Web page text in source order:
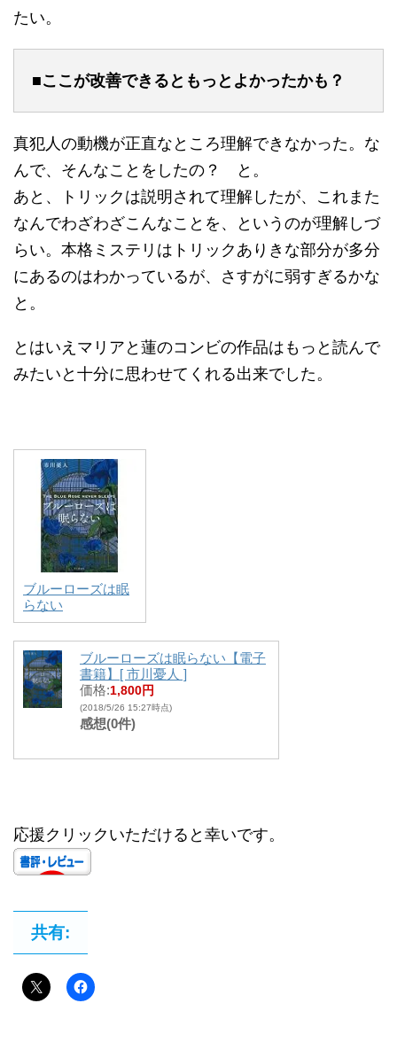
たい。
■ここが改善できるともっとよかったかも？
真犯人の動機が正直なところ理解できなかった。な
んで、そんなことをしたの？ と。
あと、トリックは説明されて理解したが、これまた
なんでわざわざこんなことを、というのが理解しづ
らい。本格ミステリはトリックありきな部分が多分
にあるのはわかっているが、さすがに弱すぎるかな
と。
とはいえマリアと蓮のコンビの作品はもっと読んで
みたいと十分に思わせてくれる出来でした。
ブルーローズは眠
らない
ブルーローズは眠らない【電子
書籍】[ 市川憂人 ]
価格:1,800円
(2018/5/26 15:27時点)
感想(0件)
応援クリックいただけると幸いです。
共有: